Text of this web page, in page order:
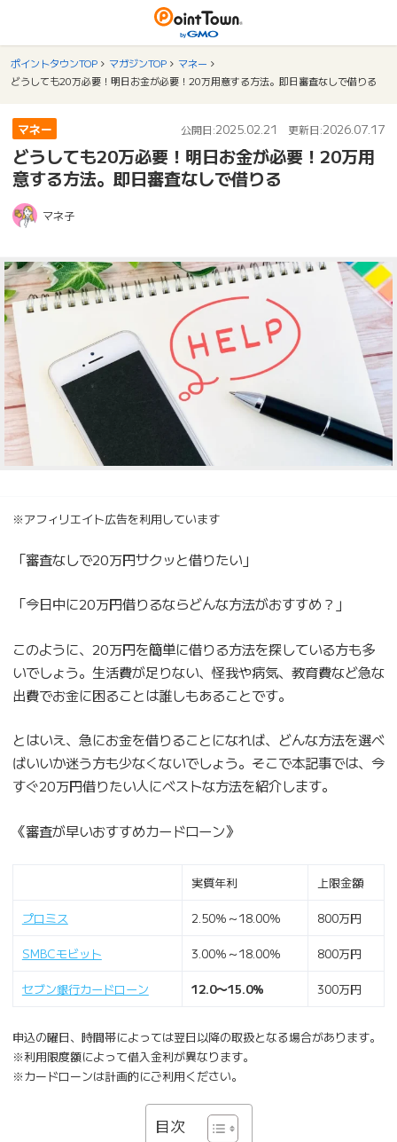
ポイントタウンTOP マガジンTOP
マネー
どうしても20万必要！明日お金が必要！20万用意する方法。即日審査なしで借りる
マネー 公開日:2025.02.21 更新日:2026.07.17
どうしても20万必要！明日お金が必要！20万用
意する方法。即日審査なしで借りる
マネ子
※アフィリエイト広告を利用しています
「審査なしで20万円サクッと借りたい」
「今日中に20万円借りるならどんな方法がおすすめ？」
このように、20万円を簡単に借りる方法を探している方も多
いでしょう。生活費が足りない、怪我や病気、教育費など急な
出費でお金に困ることは誰しもあることです。
とはいえ、急にお金を借りることになれば、どんな方法を選べ
ばいいか迷う方も少なくないでしょう。そこで本記事では、今
すぐ20万円借りたい人にベストな方法を紹介します。
《審査が早いおすすめカードローン》
実質年利 上限金額
プロミス 2.50％～18.00％ 800万円
SMBCモビット 3.00％～18.00％ 800万円
セブン銀行カードローン 12.0〜15.0% 300万円
申込の曜日、時間帯によっては翌日以降の取扱となる場合があります。
※利用限度額によって借入金利が異なります。
※カードローンは計画的にご利用ください。
目次